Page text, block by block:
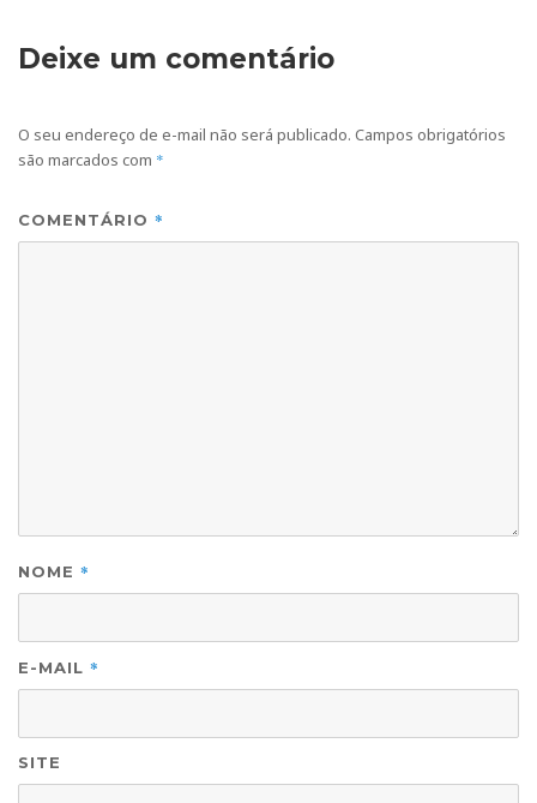
Deixe um comentário
O seu endereço de e-mail não será publicado. Campos obrigatórios
são marcados com *
COMENTÁRIO *
NOME *
E-MAIL *
SITE